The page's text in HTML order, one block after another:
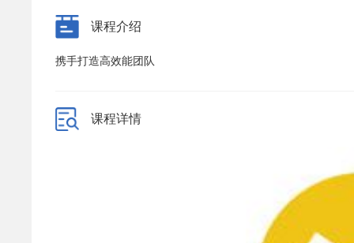
课程介绍
携手打造高效能团队
课程详情